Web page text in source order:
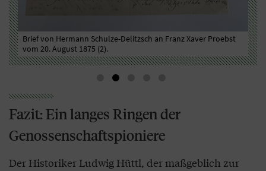
Brief von Hermann Schulze-Delitzsch an Franz Xaver Proebst
vom 20. August 1875 (2).
Fazit: Ein langes Ringen der
Genossenschaftspioniere
Der Historiker Ludwig Hüttl, der maßgeblich zur